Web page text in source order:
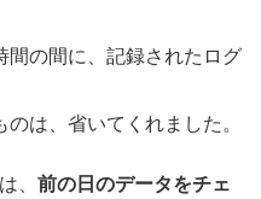
間の間に、記録されたログ
は、省いてくれました。
、 前の日のデータをチェ